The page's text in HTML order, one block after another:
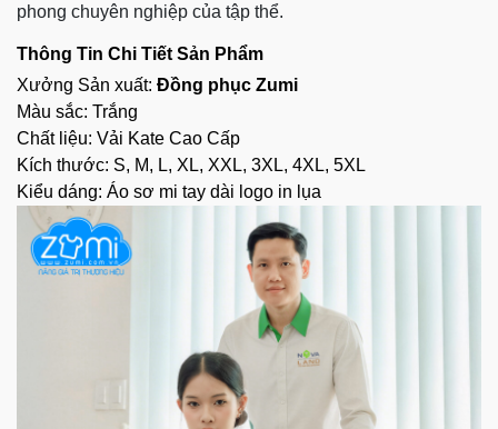
phong chuyên nghiệp của tập thể.
Thông Tin Chi Tiết Sản Phẩm
Xưởng Sản xuất: Đồng phục Zumi
Màu sắc: Trắng
Chất liệu: Vải Kate Cao Cấp
Kích thước: S, M, L, XL, XXL, 3XL, 4XL, 5XL
Kiểu dáng: Áo sơ mi tay dài logo in lụa